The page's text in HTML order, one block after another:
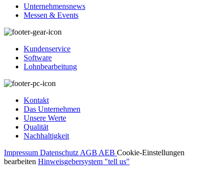
Unternehmensnews
Messen & Events
Kundenservice
Software
Lohnbearbeitung
Kontakt
Das Unternehmen
Unsere Werte
Qualität
Nachhaltigkeit
Impressum Datenschutz AGB AEB Cookie-Einstellungen
bearbeiten Hinweisgebersystem "tell us"